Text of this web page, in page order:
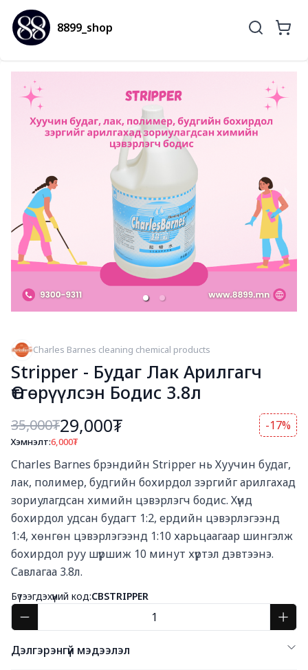
8899_shop
Charles Barnes cleaning chemical products
Stripper - Будаг Лак Арилгагч
Өтгөрүүлсэн Бодис 3.8л
35,000₮29,000₮ -17%
Хэмнэлт:6,000₮
Charles Barnes брэндийн Stripper нь Хуучин будаг,
лак, полимер, будгийн бохирдол зэргийг арилгахад
зориулагдсан химийн цэвэрлэгч бодис. Хүнд
бохирдол удсан будагт 1:2, ердийн цэвэрлэгээнд
1:4, хөнгөн цэвэрлэгээнд 1:10 харьцаагаар шингэлж
бохирдол руу шүршиж 10 минут хүртэл дэвтээнэ.
Савлагаа 3.8л.
Бүтээгдэхүүний код:CBSTRIPPER
Дэлгэрэнгүй мэдээлэл